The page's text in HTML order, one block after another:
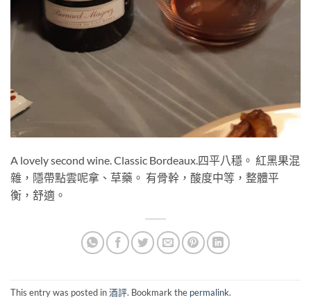
A lovely second wine. Classic Bordeaux.四平八穩。 紅黑果混
雜，隱帶點雲呢拿、草藥。 有骨幹，酸度中等，整體平
衡，舒適。
This entry was posted in酒評. Bookmark the permalink.